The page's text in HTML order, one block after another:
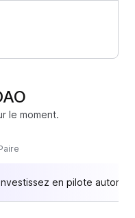
le moment.
en pilote